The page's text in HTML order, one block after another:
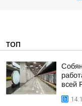
ТОП
всей